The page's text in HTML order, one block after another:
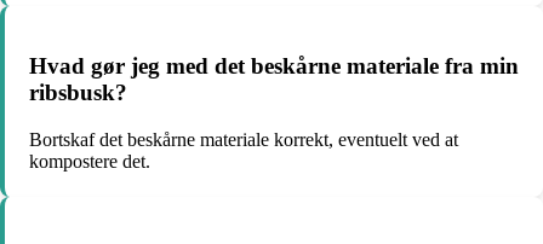
Hvad gør jeg med det beskårne materiale fra min
ribsbusk?
Bortskaf det beskårne materiale korrekt, eventuelt ved at
kompostere det.